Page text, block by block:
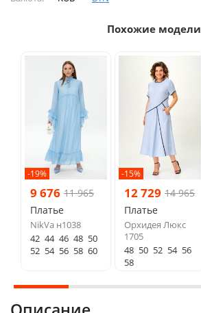
Похожие модели
-19%
9 676 11 965
Платье
NikVa н1038
42 44 46 48 50
52 54 56 58 60
-15%
12 729 14 965
Платье
Орхидея Люкс
1705
48 50 52 54 56
58